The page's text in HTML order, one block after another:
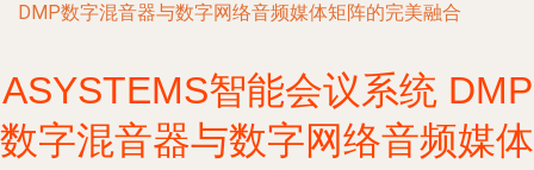
DMP数字混音器与数字网络音频媒体矩阵的完美融合
ASYSTEMS智能会议系统 DMP
数字混音器与数字网络音频媒体